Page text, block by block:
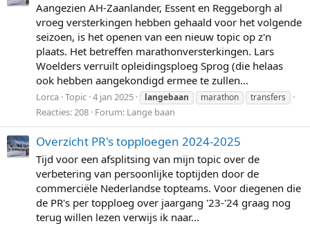
Aangezien AH-Zaanlander, Essent en Reggeborgh al
vroeg versterkingen hebben gehaald voor het volgende
seizoen, is het openen van een nieuw topic op z'n
plaats. Het betreffen marathonversterkingen. Lars
Woelders verruilt opleidingsploeg Sprog (die helaas
ook hebben aangekondigd ermee te zullen...
Lorca Topic 4 jan 2025 langebaan marathon transfers
Reacties: 208 Forum: Lange baan
Overzicht PR's topploegen 2024-2025
Tijd voor een afsplitsing van mijn topic over de
verbetering van persoonlijke toptijden door de
commerciële Nederlandse topteams. Voor diegenen die
de PR's per topploeg over jaargang '23-'24 graag nog
terug willen lezen verwijs ik naar...